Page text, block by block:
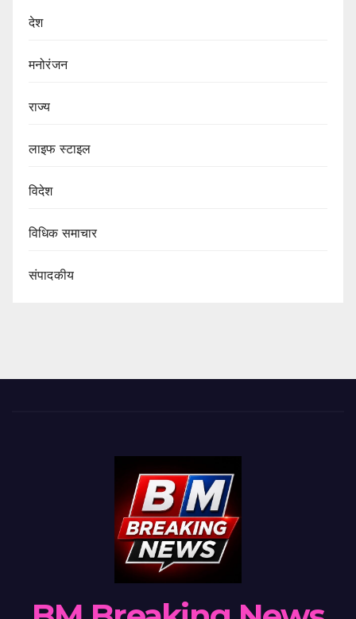
देश
मनोरंजन
राज्य
लाइफ स्टाइल
विदेश
विधिक समाचार
संपादकीय